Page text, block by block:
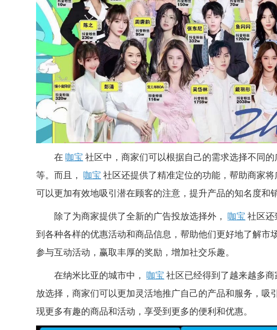
在 咖宝 社区中，商家们可以根据自己的需求选择不同
等。而且， 咖宝 社区还提供了精准定位的功能，帮助商家
可以更加有效地吸引潜在顾客的注意，提升产品的知名度和销
除了为商家提供了全新的广告投放选择外， 咖宝 社区还
到各种各样的优惠活动和商品信息，帮助他们更好地了解市
参与互动活动，赢取丰厚的奖励，增加社交乐趣。
在纳米比亚的城市中， 咖宝 社区已经得到了越来越多
放选择，商家们可以更加灵活地推广自己的产品和服务，吸
现更多有趣的商品和活动，享受到更多的便利和优惠。